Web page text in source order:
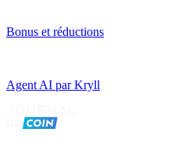
Bonus et réductions
Agent AI par Kryll